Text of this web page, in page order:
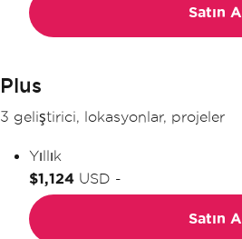
Satın Al
Plus
3 geliştirici, lokasyonlar, projeler
Yıllık
$1,124 USD -
Satın Al